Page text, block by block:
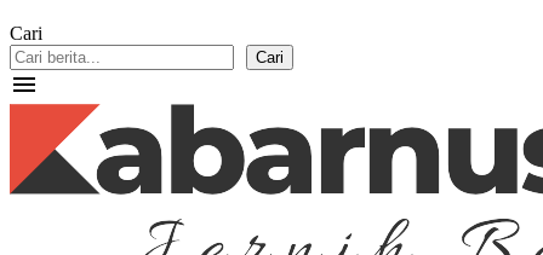
Cari
Cari
menu